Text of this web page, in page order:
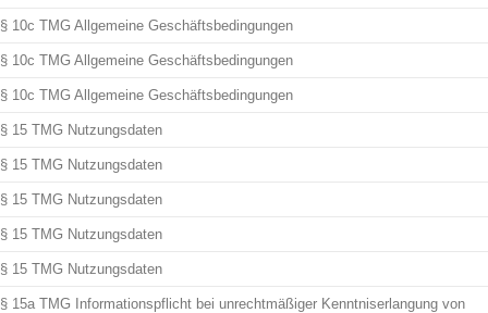
§ 10c TMG Allgemeine Geschäftsbedingungen
§ 10c TMG Allgemeine Geschäftsbedingungen
§ 10c TMG Allgemeine Geschäftsbedingungen
§ 15 TMG Nutzungsdaten
§ 15 TMG Nutzungsdaten
§ 15 TMG Nutzungsdaten
§ 15 TMG Nutzungsdaten
§ 15 TMG Nutzungsdaten
§ 15a TMG Informationspflicht bei unrechtmäßiger Kenntniserlangung von